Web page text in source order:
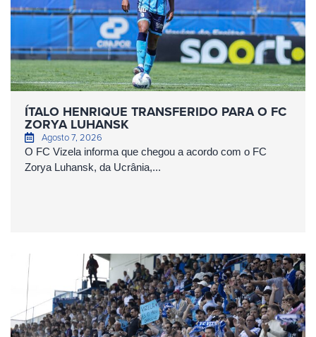
ÍTALO HENRIQUE TRANSFERIDO PARA O FC
ZORYA LUHANSK
Agosto 7, 2026
O FC Vizela informa que chegou a acordo com o FC
Zorya Luhansk, da Ucrânia,...